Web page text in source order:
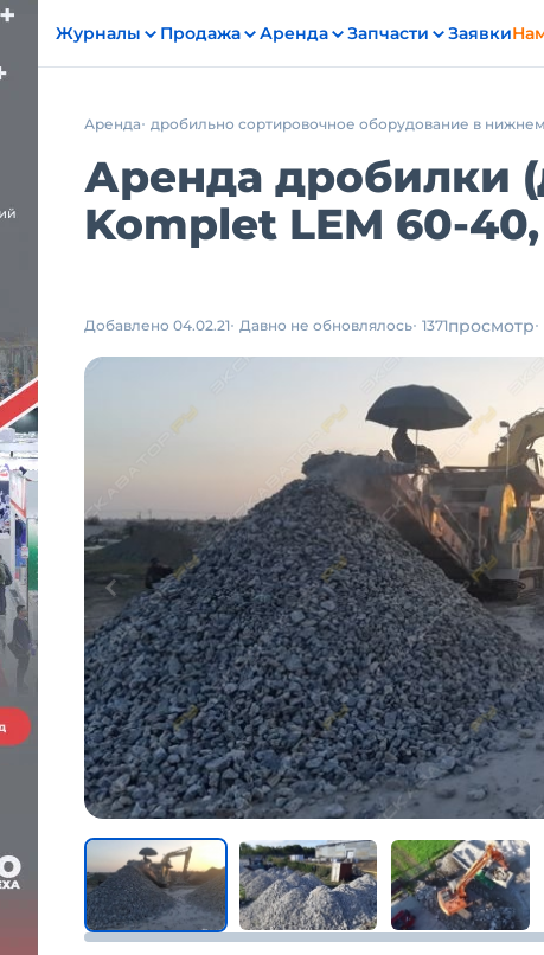
Журналы Продажа Аренда Запчасти Заявки
Аренда дробильно сортировочное оборудование в
Аренда дробилки
Komplet LEM 60-
Добавлено 04.02.21 Давно не обновлялось 1371просмотр